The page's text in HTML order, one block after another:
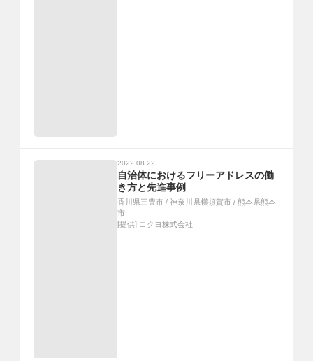
2022.08.22
自治体におけるフリーアドレスの働
き方と先進事例
香川県三豊市 / 神奈川県横須賀市 / 熊本県熊本
市
[提供] コクヨ株式会社